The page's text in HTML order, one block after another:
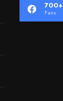
700+
Fans